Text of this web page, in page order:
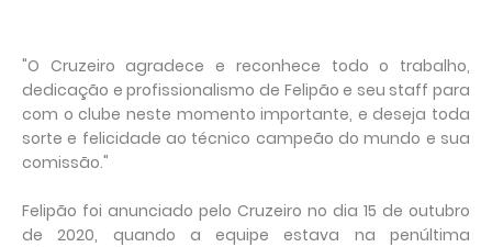
"O Cruzeiro agradece e reconhece todo o trabalho,
dedicação e profissionalismo de Felipão e seu staff para
com o clube neste momento importante, e deseja toda
sorte e felicidade ao técnico campeão do mundo e sua
comissão."
Felipão foi anunciado pelo Cruzeiro no dia 15 de outubro
de 2020, quando a equipe estava na penúltima